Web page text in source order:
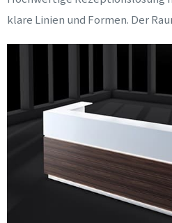
klare Linien und Formen. Der